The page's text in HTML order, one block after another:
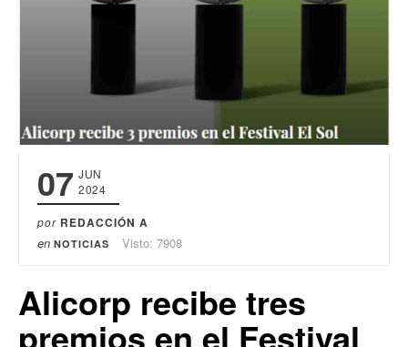
07 JUN
2024
por REDACCIÓN A
en NOTICIAS Visto: 7908
Alicorp recibe tres
premios en el Festival